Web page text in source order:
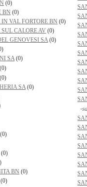
(0)
BN (0)
IN VAL FORTORE BN (0)
SUL CALORE AV (0)
GENOVESI SA(0)
SA(0)
(0)
(0)
SA(0)
(0)
(0)
BN (0)
(0)
-